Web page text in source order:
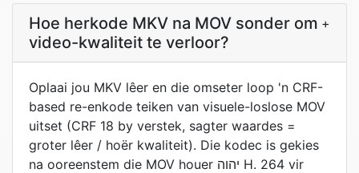
Hoe herkode MKV na MOV sonder om
video-kwaliteit te verloor?
+
Oplaai jou MKV lêer en die omseter loop 'n CRF-
based re-enkode teiken van visuele-loslose MOV
uitset (CRF 18 by verstek, sagter waardes =
groter lêer / hoër kwaliteit). Die kodec is gekies
na ooreenstem die MOV houer יהוה H. 264 vir